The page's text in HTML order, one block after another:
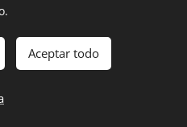
2025
Aceptar todo